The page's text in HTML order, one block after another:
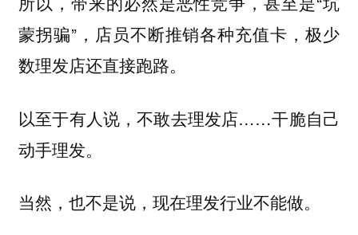
蒙拐骗”，店员不断推销各种充值卡，极少
数理发店还直接跑路。
以至于有人说，不敢去理发店……干脆自己
动手理发。
当然，也不是说，现在理发行业不能做。